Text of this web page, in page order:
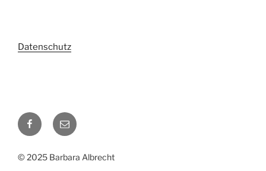
Datenschutz
FacebookEmail
© 2025 Barbara Albrecht